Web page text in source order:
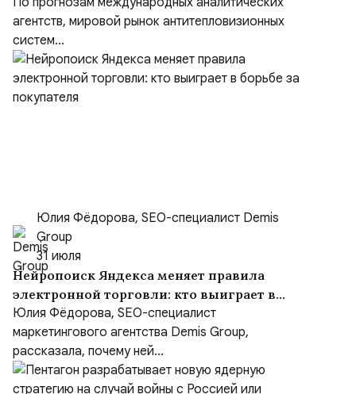
агентств, мировой рынок антитепловизионных
систем...
Юлия Фёдорова, SEO-специалист Demis
Group
31 июля
Нейропоиск Яндекса меняет правила
электронной торговли: кто выиграет в
борьбе за покупателя
Юлия Фёдорова, SEO-специалист
маркетингового агентства Demis Group,
рассказала, почему ней...